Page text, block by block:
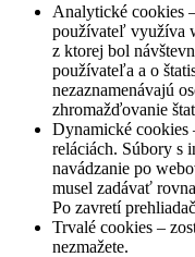
Analytické cookies
používateľ využíva
z ktorej bol
používateľa a o
nezaznamenávajú
zhromažďovanie
Dynamické cookies
reláciách. Súbory s
navádzanie po
musel zadávať
Po zavretí
Trvalé cookies –
nezmažete.